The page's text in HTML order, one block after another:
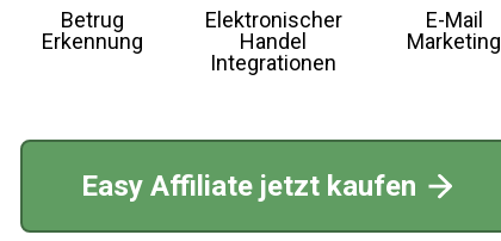
Betrug
Erkennung
Elektronischer
Handel
Integrationen
E-Mail
Marketing
Easy Affiliate jetzt kaufen